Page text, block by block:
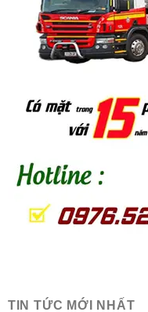
TIN TỨC MỚI NHẤT